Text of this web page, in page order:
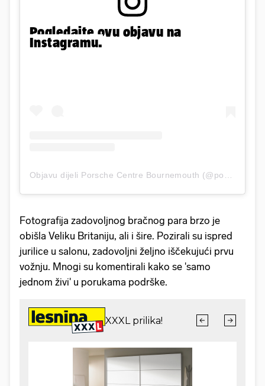
Pogledajte ovu objavu na
Instagramu.
Objavu dijeli Porsche Centre Bournemouth (@porschebournemouth)
Fotografija zadovoljnog bračnog para brzo je
obišla Veliku Britaniju, ali i šire. Pozirali su ispred
jurilice u salonu, zadovoljni željno iščekujući prvu
vožnju. Mnogi su komentirali kako se 'samo
jednom živi' u porukama podrške.